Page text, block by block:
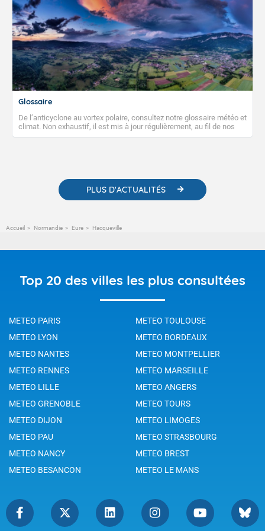
Glossaire
De l’anticyclone au vortex polaire, consultez notre glossaire météo et
climat. Non exhaustif, il est mis à jour régulièrement, au fil de nos
publications. Vous y trouverez également des liens utiles vers nos
PLUS D'ACTUALITÉS
Accueil Normandie Eure Hacqueville
Top 20 des villes les plus consultées
METEO PARIS
METEO TOULOUSE
METEO LYON
METEO BORDEAUX
METEO NANTES
METEO MONTPELLIER
METEO RENNES
METEO MARSEILLE
METEO LILLE
METEO ANGERS
METEO GRENOBLE
METEO TOURS
METEO DIJON
METEO LIMOGES
METEO PAU
METEO STRASBOURG
METEO NANCY
METEO BREST
METEO BESANCON
METEO LE MANS